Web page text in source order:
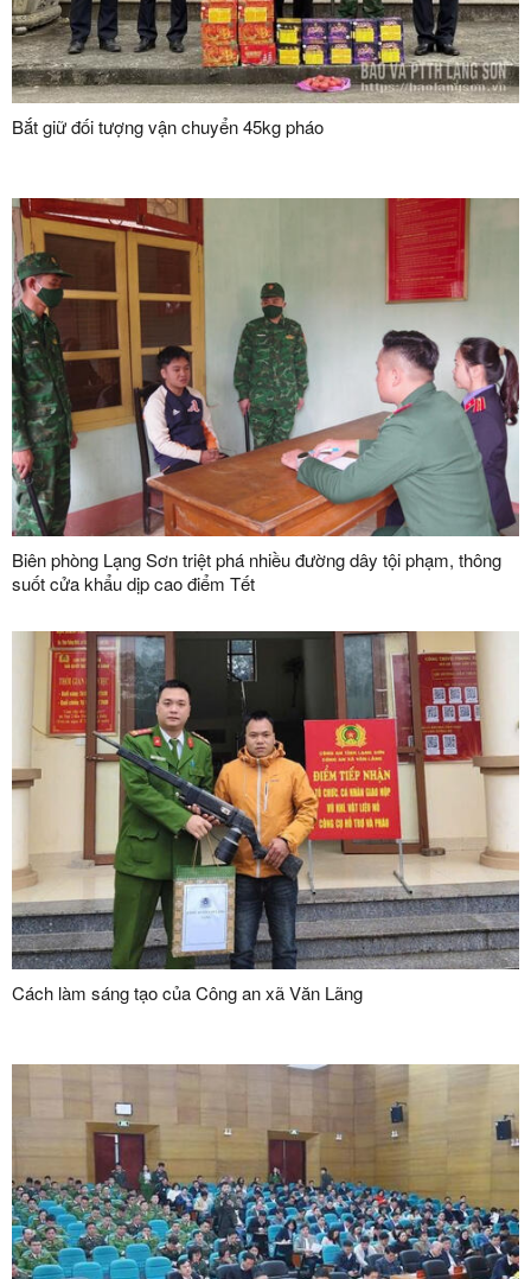
Bắt giữ đối tượng vận chuyển 45kg pháo
Biên phòng Lạng Sơn triệt phá nhiều đường dây tội phạm, thông
suốt cửa khẩu dịp cao điểm Tết
Cách làm sáng tạo của Công an xã Văn Lãng